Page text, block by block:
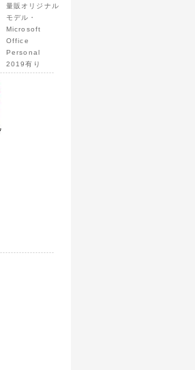
量販オリジナル
モデル・
Microsoft
Office
Personal
2019有り